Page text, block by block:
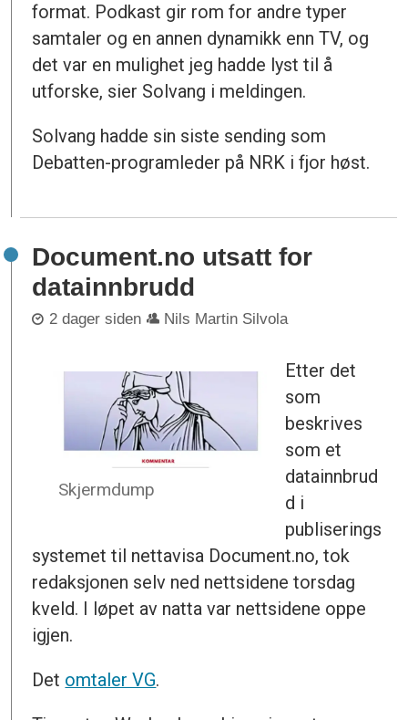
format. Podkast gir rom for andre typer
samtaler og en annen dynamikk enn TV, og
det var en mulighet jeg hadde lyst til å
utforske, sier Solvang i meldingen.
Solvang hadde sin siste sending som
Debatten-programleder på NRK i fjor høst.
Document.no utsatt for
datainnbrudd
2 dager siden Nils Martin Silvola
Skjermdump
Etter det
som
beskrives
som et
datainnbrud
d i
publiserings
systemet til nettavisa Document.no, tok
redaksjonen selv ned nettsidene torsdag
kveld. I løpet av natta var nettsidene oppe
igjen.
Det omtaler VG.